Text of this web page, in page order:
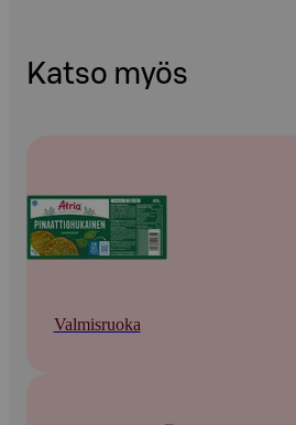
Katso myös
Valmisruoka